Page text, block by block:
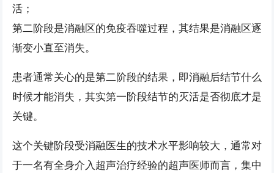
活；
第二阶段是消融区的免疫吞噬过程，其结果是消融区逐
渐变小直至消失。
患者通常关心的是第二阶段的结果，即消融后结节什么
时候才能消失，其实第一阶段结节的灭活是否彻底才是
关键。
这个关键阶段受消融医生的技术水平影响较大，通常对
于一名有全身介入超声治疗经验的超声医师而言，集中